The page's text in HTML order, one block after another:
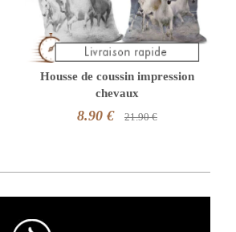
Housse de coussin impression
chevaux
8.90 € 21.90 €